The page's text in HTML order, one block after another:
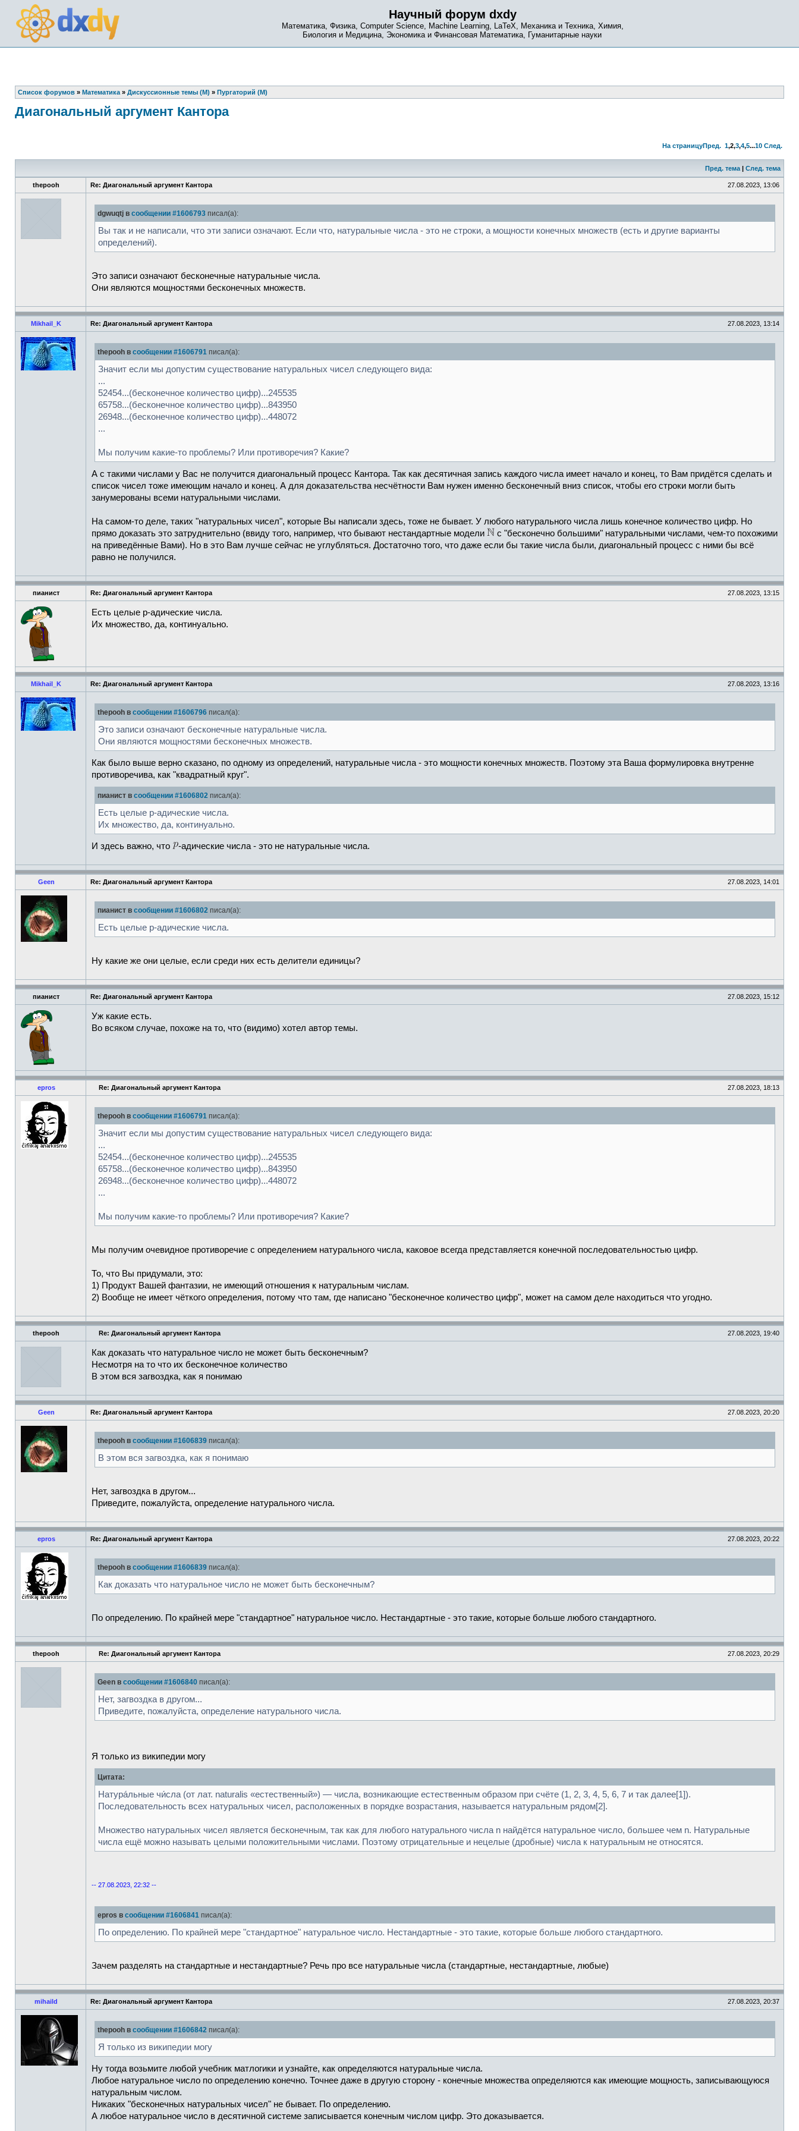
Научный форум dxdy
Математика, Физика, Computer Science, Machine Learning, LaTeX, Механика и Техника, Химия,
Биология и Медицина, Экономика и Финансовая Математика, Гуманитарные науки
Список форумов » Математика » Дискуссионные темы (М) » Пургаторий (М)
Диагональный аргумент Кантора
На страницуПред. 1,2,3,4,5...10 След.
Пред. тема | След. тема
thepooh Re: Диагональный аргумент Кантора 27.08.2023, 13:06
dgwuqtj в сообщении #1606793 писал(а):
Вы так и не написали, что эти записи означают. Если что, натуральные числа - это не строки, а мощности конечных множеств (есть и другие варианты
определений).
Это записи означают бесконечные натуральные числа.
Они являются мощностями бесконечных множеств.
Mikhail_K Re: Диагональный аргумент Кантора 27.08.2023, 13:14
thepooh в сообщении #1606791 писал(а):
Значит если мы допустим существование натуральных чисел следующего вида:
...
52454...(бесконечное количество цифр)...245535
65758...(бесконечное количество цифр)...843950
26948...(бесконечное количество цифр)...448072
...
Мы получим какие-то проблемы? Или противоречия? Какие?
А с такими числами у Вас не получится диагональный процесс Кантора. Так как десятичная запись каждого числа имеет начало и конец, то Вам придётся сделать и
список чисел тоже имеющим начало и конец. А для доказательства несчётности Вам нужен именно бесконечный вниз список, чтобы его строки могли быть
занумерованы всеми натуральными числами.
На самом-то деле, таких "натуральных чисел", которые Вы написали здесь, тоже не бывает. У любого натурального числа лишь конечное количество цифр. Но
прямо доказать это затруднительно (ввиду того, например, что бывают нестандартные модели
с "бесконечно большими" натуральными числами, чем-то похожими
на приведённые Вами). Но в это Вам лучше сейчас не углубляться. Достаточно того, что даже если бы такие числа были, диагональный процесс с ними бы всё
равно не получился.
пианист Re: Диагональный аргумент Кантора 27.08.2023, 13:15
Есть целые p-адические числа.
Их множество, да, континуально.
Mikhail_K Re: Диагональный аргумент Кантора 27.08.2023, 13:16
thepooh в сообщении #1606796 писал(а):
Это записи означают бесконечные натуральные числа.
Они являются мощностями бесконечных множеств.
Как было выше верно сказано, по одному из определений, натуральные числа - это мощности конечных множеств. Поэтому эта Ваша формулировка внутренне
противоречива, как "квадратный круг".
пианист в сообщении #1606802 писал(а):
Есть целые p-адические числа.
Их множество, да, континуально.
И здесь важно, что -адические числа - это не натуральные числа.
Geen Re: Диагональный аргумент Кантора 27.08.2023, 14:01
пианист в сообщении #1606802 писал(а):
Есть целые p-адические числа.
Ну какие же они целые, если среди них есть делители единицы?
пианист Re: Диагональный аргумент Кантора 27.08.2023, 15:12
Уж какие есть.
Во всяком случае, похоже на то, что (видимо) хотел автор темы.
epros Re: Диагональный аргумент Кантора 27.08.2023, 18:13
thepooh в сообщении #1606791 писал(а):
Значит если мы допустим существование натуральных чисел следующего вида:
...
52454...(бесконечное количество цифр)...245535
65758...(бесконечное количество цифр)...843950
26948...(бесконечное количество цифр)...448072
...
Мы получим какие-то проблемы? Или противоречия? Какие?
Мы получим очевидное противоречие с определением натурального числа, каковое всегда представляется конечной последовательностью цифр.
То, что Вы придумали, это:
1) Продукт Вашей фантазии, не имеющий отношения к натуральным числам.
2) Вообще не имеет чёткого определения, потому что там, где написано "бесконечное количество цифр", может на самом деле находиться что угодно.
thepooh Re: Диагональный аргумент Кантора 27.08.2023, 19:40
Как доказать что натуральное число не может быть бесконечным?
Несмотря на то что их бесконечное количество
В этом вся загвоздка, как я понимаю
Geen Re: Диагональный аргумент Кантора 27.08.2023, 20:20
thepooh в сообщении #1606839 писал(а):
В этом вся загвоздка, как я понимаю
Нет, загвоздка в другом...
Приведите, пожалуйста, определение натурального числа.
epros Re: Диагональный аргумент Кантора 27.08.2023, 20:22
thepooh в сообщении #1606839 писал(а):
Как доказать что натуральное число не может быть бесконечным?
По определению. По крайней мере "стандартное" натуральное число. Нестандартные - это такие, которые больше любого стандартного.
thepooh Re: Диагональный аргумент Кантора 27.08.2023, 20:29
Geen в сообщении #1606840 писал(а):
Нет, загвоздка в другом...
Приведите, пожалуйста, определение натурального числа.
Я только из википедии могу
Цитата:
Натурáльные чи́сла (от лат. naturalis «естественный») — числа, возникающие естественным образом при счёте (1, 2, 3, 4, 5, 6, 7 и так далее[1]).
Последовательность всех натуральных чисел, расположенных в порядке возрастания, называется натуральным рядом[2].
Множество натуральных чисел является бесконечным, так как для любого натурального числа n найдётся натуральное число, большее чем n. Натуральные
числа ещё можно называть целыми положительными числами. Поэтому отрицательные и нецелые (дробные) числа к натуральным не относятся.
-- 27.08.2023, 22:32 --
epros в сообщении #1606841 писал(а):
По определению. По крайней мере "стандартное" натуральное число. Нестандартные - это такие, которые больше любого стандартного.
Зачем разделять на стандартные и нестандартные? Речь про все натуральные числа (стандартные, нестандартные, любые)
mihaild Re: Диагональный аргумент Кантора 27.08.2023, 20:37
thepooh в сообщении #1606842 писал(а):
Я только из википедии могу
Ну тогда возьмите любой учебник матлогики и узнайте, как определяются натуральные числа.
Любое натуральное число по определению конечно. Точнее даже в другую сторону - конечные множества определяются как имеющие мощность, записывающуюся
натуральным числом.
Никаких "бесконечных натуральных чисел" не бывает. По определению.
А любое натуральное число в десятичной системе записывается конечным числом цифр. Это доказывается.